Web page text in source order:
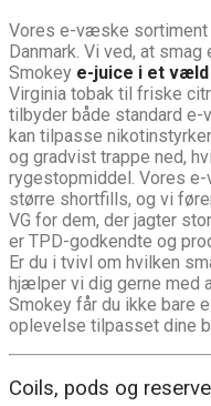
Vores e-væske sortiment
Danmark. Vi ved, at
Smokey e-juice i et
Virginia tobak til friske
tilbyder både standard
kan tilpasse
og gradvist trappe ned,
rygestopmiddel. Vores
større shortfills, og vi
VG for dem, der jagter
er TPD-godkendte og
Er du i tvivl om hvilken
hjælper vi dig gerne med
Smokey får du ikke
oplevelse tilpasset dine
Coils, pods og